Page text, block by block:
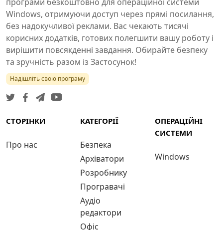
Windows, отримуючи доступ через прямі посилання,
без надокучливої реклами. Вас чекають тисячі
корисних додатків, готових полегшити вашу роботу і
вирішити повсякденні завдання. Обирайте безпеку
та зручність разом із Застосунок!
Надішліть свою програму
СТОРІНКИ
Про нас
КАТЕГОРІЇ
Безпека
Архіватори
Розробнику
Програвачі
Аудіо
редактори
Офіс
ОПЕРАЦІЙНІ
СИСТЕМИ
Windows